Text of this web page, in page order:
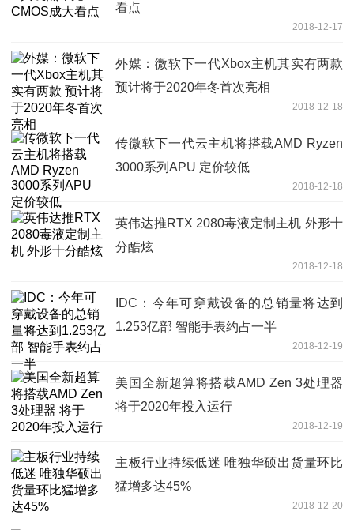
看点
2018-12-17
外媒：微软下一代Xbox主机其实有两款
预计将于2020年冬首次亮相
2018-12-18
传微软下一代云主机将搭载AMD Ryzen
3000系列APU 定价较低
2018-12-18
英伟达推RTX 2080毒液定制主机 外形十
分酷炫
2018-12-18
IDC：今年可穿戴设备的总销量将达到
1.253亿部 智能手表约占一半
2018-12-19
美国全新超算将搭载AMD Zen 3处理器
将于2020年投入运行
2018-12-19
主板行业持续低迷 唯独华硕出货量环比
猛增多达45%
2018-12-20